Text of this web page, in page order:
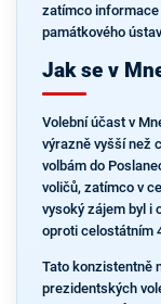
zatímco informace
památkového
Jak se v
Volební účast v
výrazně vyšší než
volbám do
voličů, zatímco v
vysoký zájem byl i
oproti celostátním
Tato konzistentně
prezidentských